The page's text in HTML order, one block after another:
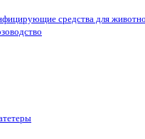
средства для